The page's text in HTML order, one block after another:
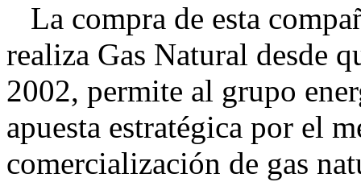
La compra de esta
realiza Gas Natural desde
2002, permite al grupo
apuesta estratégica por el
comercialización de gas